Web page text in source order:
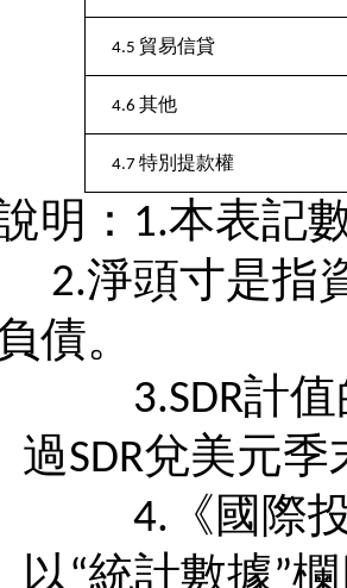
4.5 貿易信貸
4.6 其他
4.7 特別提款權
明： 1.本表記
2.淨頭寸是指
債。
3.SDR計
過SDR兌美元季
4. 《國際
以 統計數據